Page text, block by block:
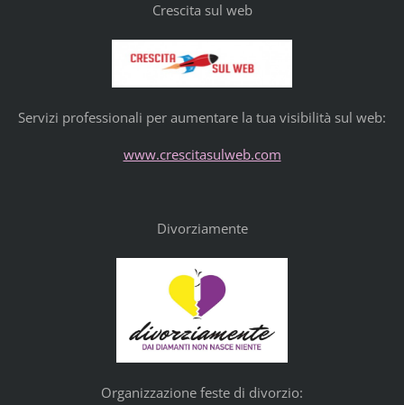
Crescita sul web
Servizi professionali per aumentare la tua visibilità sul web:
www.crescitasulweb.com
Divorziamente
Organizzazione feste di divorzio: